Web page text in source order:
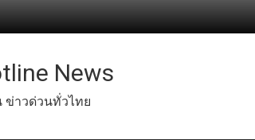
News
ข่าวด่วนทั่วไทย